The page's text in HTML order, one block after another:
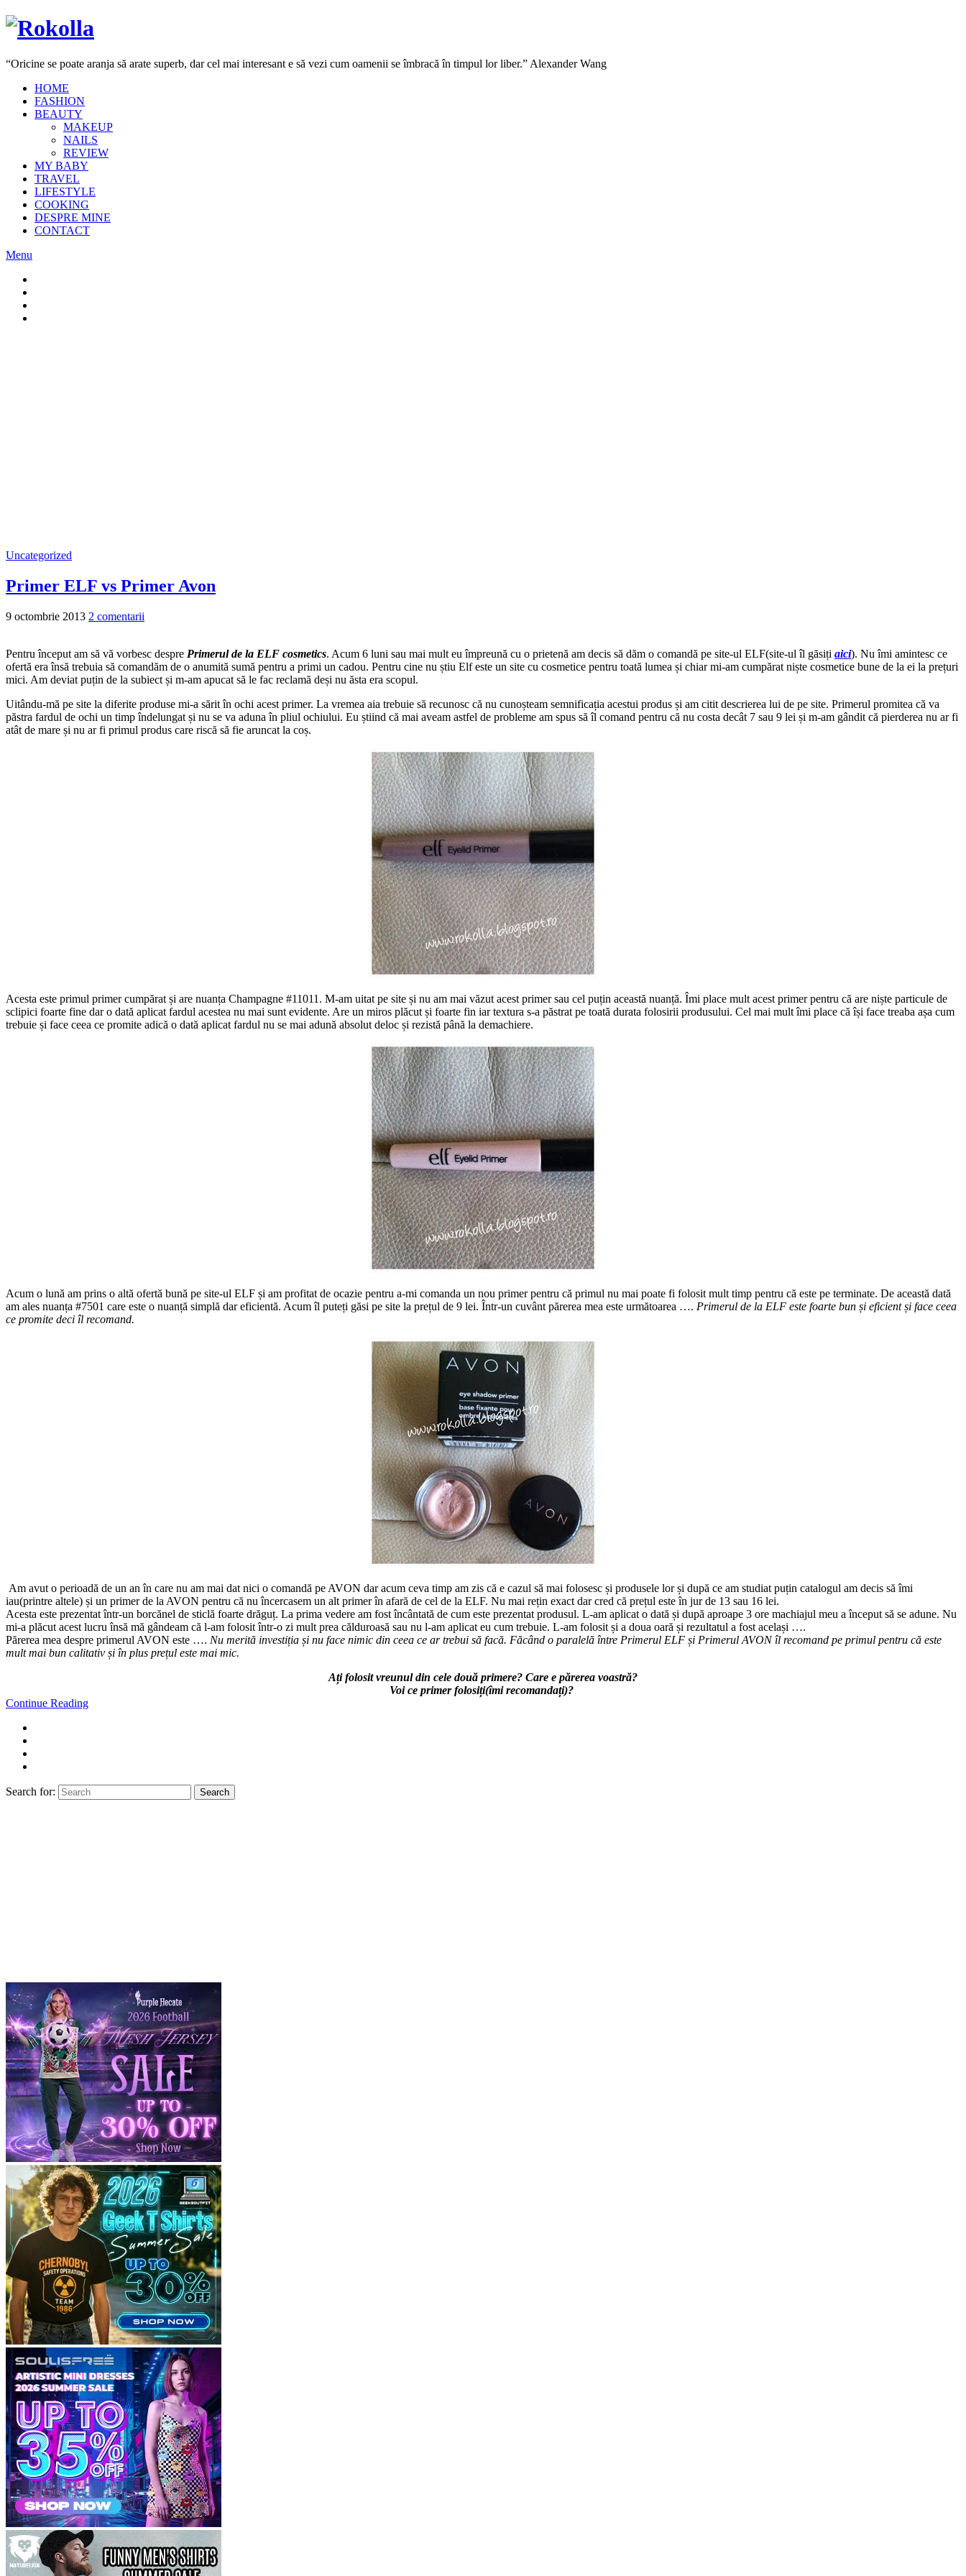
“Oricine se poate aranja să arate superb, dar cel mai interesant e să vezi cum oamenii se îmbracă în timpul lor liber.” Alexander Wang
HOME
FASHION
BEAUTY
MAKEUP
NAILS
REVIEW
MY BABY
TRAVEL
LIFESTYLE
COOKING
DESPRE MINE
CONTACT
Menu
Uncategorized
Primer ELF vs Primer Avon
9 octombrie 2013 2 comentarii
Pentru început am să vă vorbesc despre Primerul de la ELF cosmetics. Acum 6 luni sau mai mult eu împreună cu o prietenă am decis să dăm o comandă pe site-ul ELF(site-ul îl găsiți aici). Nu îmi amintesc ce
ofertă era însă trebuia să comandăm de o anumită sumă pentru a primi un cadou. Pentru cine nu știu Elf este un site cu cosmetice pentru toată lumea și chiar mi-am cumpărat niște cosmetice bune de la ei la prețuri
mici. Am deviat puțin de la subiect și m-am apucat să le fac reclamă deși nu ăsta era scopul.
Uitându-mă pe site la diferite produse mi-a sărit în ochi acest primer. La vremea aia trebuie să recunosc că nu cunoșteam semnificația acestui produs și am citit descrierea lui de pe site. Primerul promitea că va
păstra fardul de ochi un timp îndelungat și nu se va aduna în pliul ochiului. Eu știind că mai aveam astfel de probleme am spus să îl comand pentru că nu costa decât 7 sau 9 lei și m-am gândit că pierderea nu ar fi
atât de mare și nu ar fi primul produs care riscă să fie aruncat la coș.
Acesta este primul primer cumpărat și are nuanța Champagne #11011. M-am uitat pe site și nu am mai văzut acest primer sau cel puțin această nuanță. Îmi place mult acest primer pentru că are niște particule de
sclipici foarte fine dar o dată aplicat fardul acestea nu mai sunt evidente. Are un miros plăcut și foarte fin iar textura s-a păstrat pe toată durata folosirii produsului. Cel mai mult îmi place că își face treaba așa cum
trebuie și face ceea ce promite adică o dată aplicat fardul nu se mai adună absolut deloc și rezistă până la demachiere.
Acum o lună am prins o altă ofertă bună pe site-ul ELF și am profitat de ocazie pentru a-mi comanda un nou primer pentru că primul nu mai poate fi folosit mult timp pentru că este pe terminate. De această dată
am ales nuanța #7501 care este o nuanță simplă dar eficientă. Acum îl puteți găsi pe site la prețul de 9 lei. Într-un cuvânt părerea mea este următoarea …. Primerul de la ELF este foarte bun și eficient și face ceea
ce promite deci îl recomand.
Am avut o perioadă de un an în care nu am mai dat nici o comandă pe AVON dar acum ceva timp am zis că e cazul să mai folosesc și produsele lor și după ce am studiat puțin catalogul am decis să îmi
iau(printre altele) și un primer de la AVON pentru că nu încercasem un alt primer în afară de cel de la ELF. Nu mai rețin exact dar cred că prețul este în jur de 13 sau 16 lei.
Acesta este prezentat într-un borcănel de sticlă foarte drăguț. La prima vedere am fost încântată de cum este prezentat produsul. L-am aplicat o dată și după aproape 3 ore machiajul meu a început să se adune. Nu
mi-a plăcut acest lucru însă mă gândeam că l-am folosit într-o zi mult prea călduroasă sau nu l-am aplicat eu cum trebuie. L-am folosit și a doua oară și rezultatul a fost același ….
Părerea mea despre primerul AVON este …. Nu merită investiția și nu face nimic din ceea ce ar trebui să facă. Făcând o paralelă între Primerul ELF și Primerul AVON îl recomand pe primul pentru că este
mult mai bun calitativ și în plus prețul este mai mic.
Ați folosit vreunul din cele două primere? Care e părerea voastră?
Voi ce primer folosiți(îmi recomandați)?
Continue Reading
Search for: Search